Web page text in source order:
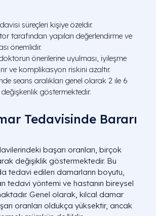
süreçleri kişiye özeldir.
tarafından yapılan değerlendirme ve
önemlidir.
önerilerine uyulması, iyileşme
ve komplikasyon riskini azaltır.
seans aralıkları genel olarak 2 ile 6
göstermektedir.
Tedavisinde Bararı
başarı oranları, birçok
değişiklik göstermektedir. Bu
tedavi edilen damarların boyutu,
tedavi yöntemi ve hastanın bireysel
Genel olarak, kılcal damar
oranları oldukça yüksektir, ancak